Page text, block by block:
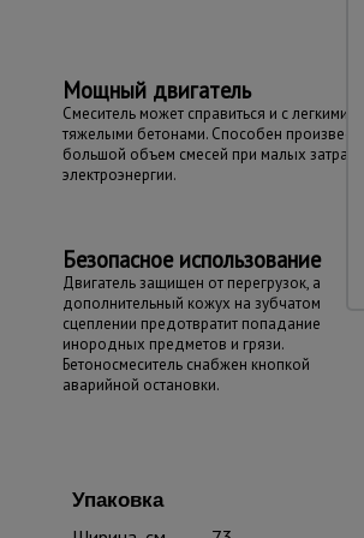
Мощный двигатель
Смеситель может справиться и с легкими, и с
тяжелыми бетонами. Способен произвести
большой объем смесей при малых затратах
электроэнергии.
Безопасное использование
Двигатель защищен от перегрузок, а
дополнительный кожух на зубчатом
сцеплении предотвратит попадание
инородных предметов и грязи.
Бетоносмеситель снабжен кнопкой
аварийной остановки.
Упаковка